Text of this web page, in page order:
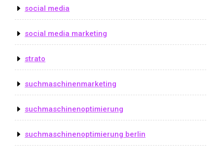
social media
social media marketing
strato
suchmaschinenmarketing
suchmaschinenoptimierung
suchmaschinenoptimierung berlin